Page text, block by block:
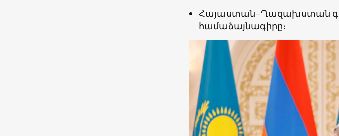
Հայաստան-Ղազախստան
համաձայնագիրը։